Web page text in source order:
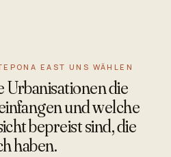
EAST UNS WÄHLEN
Urbanisationen die
und welche
bepreist sind, die
haben.